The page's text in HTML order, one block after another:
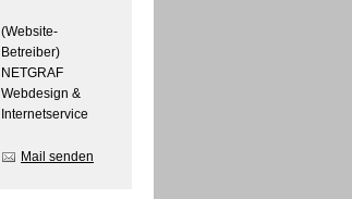
(Website-
Betreiber)
NETGRAF
Webdesign &
Internetservice
Mail senden